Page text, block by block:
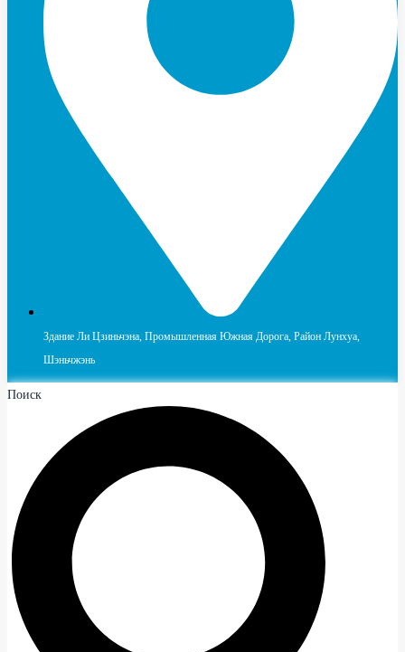
Здание Ли Цзиньчэна, Промышленная Южная Дорога, Район Лунхуа,
Шэньчжэнь
Поиск